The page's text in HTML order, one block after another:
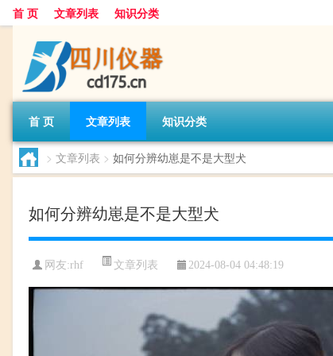
首 页 文章列表 知识分类
首 页 文章列表 知识分类
> 文章列表 > 如何分辨幼崽是不是大型犬
如何分辨幼崽是不是大型犬
网友:rhf 文章列表 2024-08-04 04:48:19